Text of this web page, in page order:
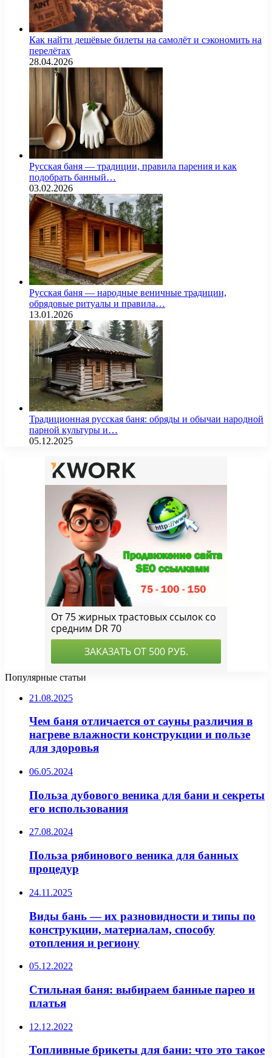
Как найти дешёвые билеты на самолёт и сэкономить на
перелётах
28.04.2026
Русская баня — традиции, правила парения и как
подобрать банный…
03.02.2026
Русская баня — народные веничные традиции,
обрядовые ритуалы и правила…
13.01.2026
Традиционная русская баня: обряды и обычаи народной
парной культуры и…
05.12.2025
Популярные статьи
21.08.2025
Чем баня отличается от сауны различия в
нагреве влажности конструкции и пользе
для здоровья
06.05.2024
Польза дубового веника для бани и секреты
его использования
27.08.2024
Польза рябинового веника для банных
процедур
24.11.2025
Виды бань — их разновидности и типы по
конструкции, материалам, способу
отопления и региону
05.12.2022
Стильная баня: выбираем банные парео и
платья
12.12.2022
Топливные брикеты для бани: что это такое